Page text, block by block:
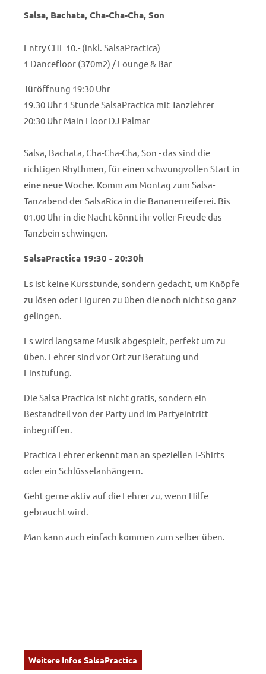
Salsa, Bachata, Cha-Cha-Cha, Son
Entry CHF 10.- (inkl. SalsaPractica)
1 Dancefloor (370m2) / Lounge & Bar
Türöffnung 19:30 Uhr
19.30 Uhr 1 Stunde SalsaPractica mit Tanzlehrer
20:30 Uhr Main Floor DJ Palmar
Salsa, Bachata, Cha-Cha-Cha, Son - das sind die
richtigen Rhythmen, für einen schwungvollen Start in
eine neue Woche. Komm am Montag zum Salsa-
Tanzabend der SalsaRica in die Bananenreiferei. Bis
01.00 Uhr in die Nacht könnt ihr voller Freude das
Tanzbein schwingen.
SalsaPractica 19:30 - 20:30h
Es ist keine Kursstunde, sondern gedacht, um Knöpfe
zu lösen oder Figuren zu üben die noch nicht so ganz
gelingen.
Es wird langsame Musik abgespielt, perfekt um zu
üben. Lehrer sind vor Ort zur Beratung und
Einstufung.
Die Salsa Practica ist nicht gratis, sondern ein
Bestandteil von der Party und im Partyeintritt
inbegriffen.
Practica Lehrer erkennt man an speziellen T-Shirts
oder ein Schlüsselanhängern.
Geht gerne aktiv auf die Lehrer zu, wenn Hilfe
gebraucht wird.
Man kann auch einfach kommen zum selber üben.
Weitere Infos SalsaPractica